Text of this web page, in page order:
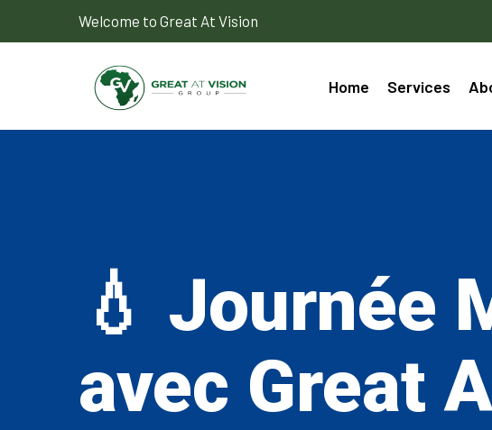
Welcome to Great At Vision
Home Services
💧 Journée
avec Great